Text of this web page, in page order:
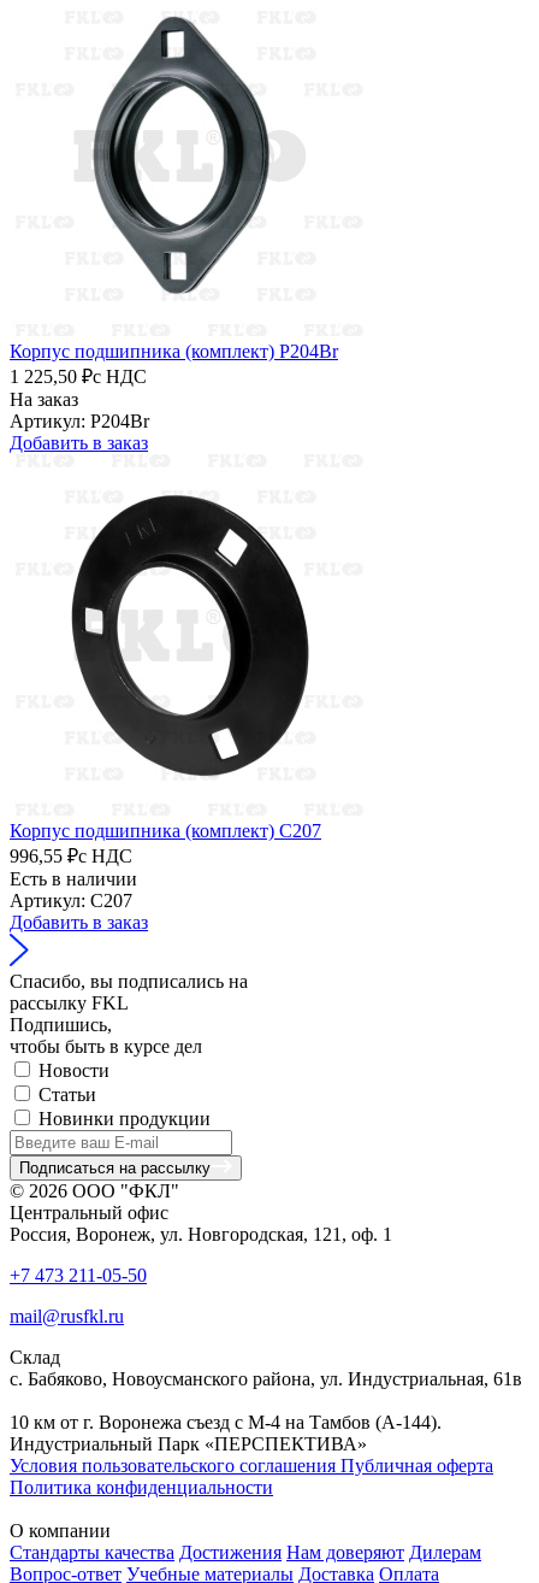
Корпус подшипника (комплект) P204Br
1 225,50 ₽с НДС
На заказ
Артикул: P204Br
Добавить в заказ
Корпус подшипника (комплект) C207
996,55 ₽с НДС
Есть в наличии
Артикул: C207
Добавить в заказ
Спасибо, вы подписались на
рассылку FKL
Подпишись,
чтобы быть в курсе дел
Новости
Статьи
Новинки продукции
Подписаться на рассылку
© 2026 ООО "ФКЛ"
Центральный офис
Россия, Воронеж, ул. Новгородская, 121, оф. 1
+7 473 211-05-50
mail@rusfkl.ru
Склад
с. Бабяково, Новоусманского района, ул. Индустриальная, 61в
10 км от г. Воронежа съезд с М-4 на Тамбов (А-144).
Индустриальный Парк «ПЕРСПЕКТИВА»
Условия пользовательского соглашения Публичная оферта
Политика конфиденциальности
О компании
Стандарты качества Достижения Нам доверяют Дилерам
Вопрос-ответ Учебные материалы Доставка Оплата